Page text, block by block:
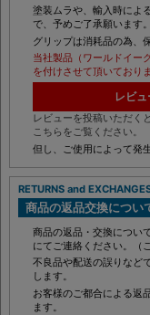
塗装ムラや、輸入時によ
で、予めご了承願います。
グリップは消耗品の為、
当社製品（ワールドイー
を付けさせて頂いておりま
レビ
レビューを投稿いただく
こちらをご覧ください。
但し、ご使用によって発
RETURNS and
商品の返品交換につい
商品の返品・交換につい
にてご連絡ください。（
不良品や配送の誤りなど
します。
お客様のご都合による返
ます。